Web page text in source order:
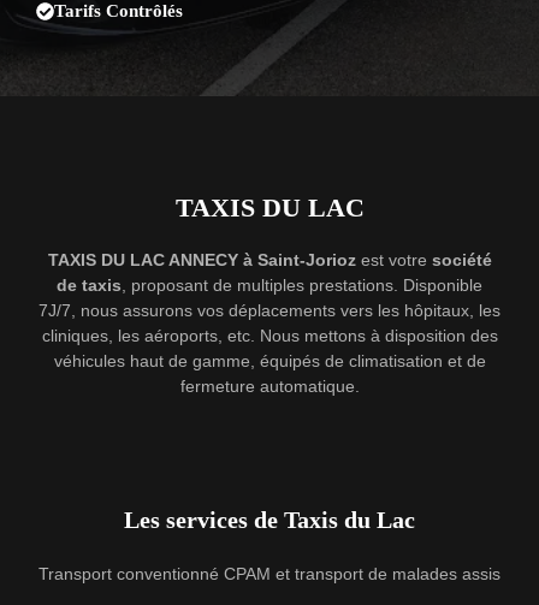
Tarifs Contrôlés
TAXIS DU LAC
TAXIS DU LAC ANNECY à Saint-Joriozest votre société
de taxis, proposant de multiples prestations. Disponible
7J/7, nous assurons vos déplacements vers les hôpitaux, les
cliniques, les aéroports, etc. Nous mettons à disposition des
véhicules haut de gamme, équipés de climatisation et de
fermeture automatique.
Les services de Taxis du Lac
Transport conventionné CPAM et transport de malades assis